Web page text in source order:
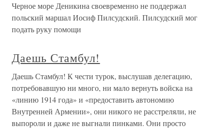
Черное море Деникина своевременно не поддержал
польский маршал Иосиф Пилсудский. Пилсудский мог
подать руку помощи
Даешь Стамбул!
Даешь Стамбул! К чести турок, выслушав делегацию,
потребовавшую ни много, ни мало вернуть войска на
«линию 1914 года» и «предоставить автономию
Внутренней Армении», они никого не расстреляли, не
выпороли и даже не выгнали пинками. Они просто